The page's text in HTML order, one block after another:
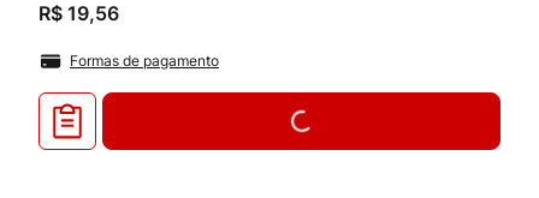
R$ 19,56
Formas de pagamento